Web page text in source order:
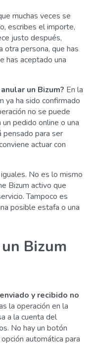
muchas veces se
escribes el importe,
justo después,
otra persona, que has
has aceptado una
un Bizum? En la
ya ha sido confirmado
no se puede
pedido online o una
pensado para ser
actuar con
No es lo mismo
Bizum activo que
Tampoco es
posible estafa o una
Bizum
y recibido no
la operación en la
a la cuenta del
No hay un botón
automática para